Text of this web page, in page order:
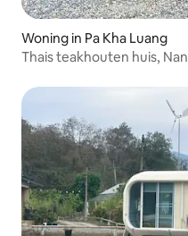
Woning in Pa Kha Luang
Thais teakhouten huis, Nan